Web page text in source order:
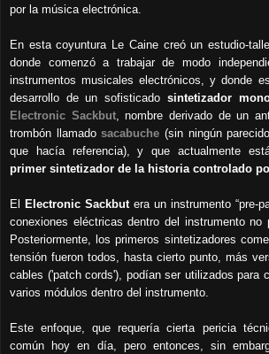
por la música electrónica.
En esta coyuntura Le Caine creó un estudio-
donde comenzó a trabajar de modo
instrumentos musicales electrónicos, y donde
desarrollo de un sofisticado sintetizador
Electronic Sackbut, nombre derivado de un
trombón llamadosacabuche (sin ningún
que hacía referencia), y que actualmente
primer sintetizador de la historia controlado
El Electronic Sackbutera un instrumento “pre-
conexiones eléctricas dentro del instrumento no
Posteriormente, los primeros sintetizadores
tensión fueron todos, hasta cierto punto, más
cables ('patch cords'), podían ser utilizados para
varios módulos dentro del instrumento.
Este enfoque, que requería cierta pericia
común hoy en día, pero entonces, sin